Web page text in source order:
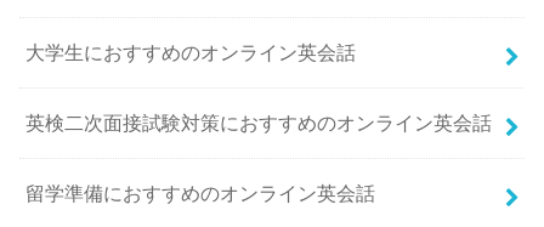
大学生におすすめのオンライン英会話
英検二次面接試験対策におすすめのオンライン英会話
留学準備におすすめのオンライン英会話